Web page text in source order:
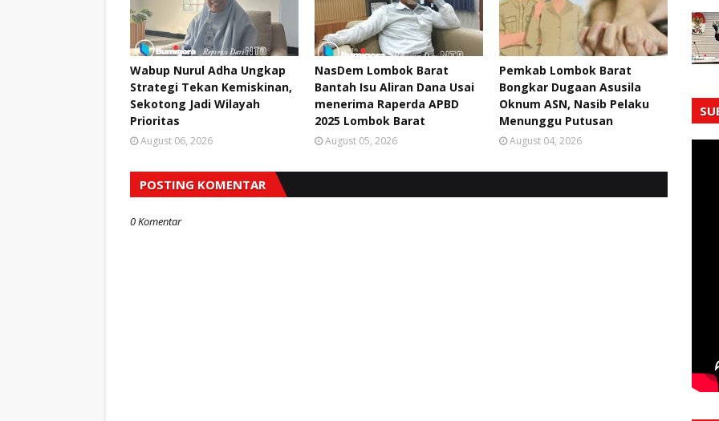
Wabup Nurul Adha Ungkap
Strategi Tekan Kemiskinan,
Sekotong Jadi Wilayah
Prioritas
August 06, 2026
NasDem Lombok Barat
Bantah Isu Aliran Dana Usai
menerima Raperda APBD
2025 Lombok Barat
August 05, 2026
Pemkab Lombok Barat
Bongkar Dugaan Asusila
Oknum ASN, Nasib Pelaku
Menunggu Putusan
August 04, 2026
POSTING KOMENTAR
0 Komentar